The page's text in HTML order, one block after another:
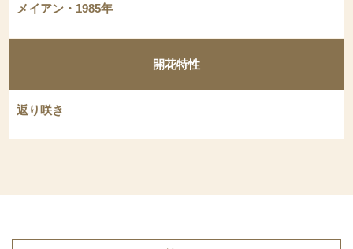
メイアン・1985年
開花特性
返り咲き